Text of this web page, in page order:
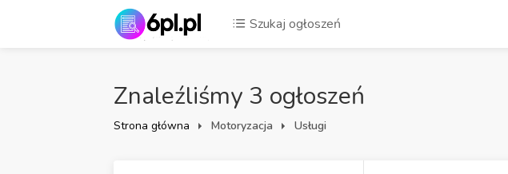
Szukaj ogłoszeń
Znaleźliśmy 3 ogłoszeń
Strona główna Motoryzacja Usługi